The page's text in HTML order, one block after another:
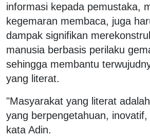
informasi kepada pemustaka,
kegemaran membaca, juga
dampak signifikan
manusia berbasis perilaku
sehingga membantu
yang literat.
"Masyarakat yang literat
yang berpengetahuan,
kata Adin.